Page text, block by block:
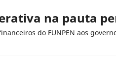
na pauta
do FUNPEN aos